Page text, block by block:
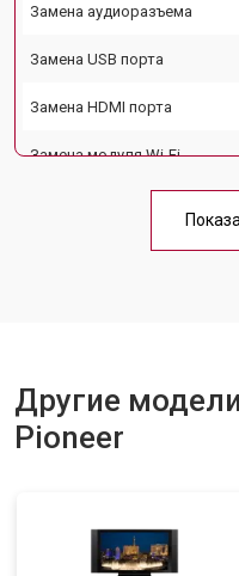
Замена аудиоразъема
Замена USB порта
Замена HDMI порта
Замена модуля Wi-Fi
Ремонт блока управления
Прошивка
Замена трансформаторов
подсветки
Другие
Pioneer